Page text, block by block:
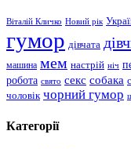
Віталій Кличко Новий рік
гумор дівчата
машина мем настрій ніч
робота свято секс собака
чоловік чорний гумор
Категорії